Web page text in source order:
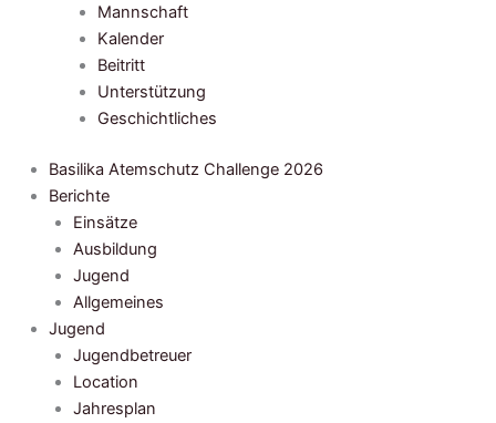
Mannschaft
Kalender
Beitritt
Unterstützung
Geschichtliches
Basilika Atemschutz Challenge 2026
Berichte
Einsätze
Ausbildung
Jugend
Allgemeines
Jugend
Jugendbetreuer
Location
Jahresplan